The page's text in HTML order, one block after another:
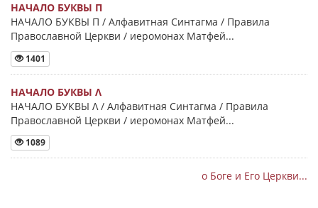
НАЧАЛО БУКВЫ Π
НАЧАЛО БУКВЫ Π / Алфавитная Синтагма / Правила
Православной Церкви / иеромонах Матфей...
1401
НАЧАЛО БУКВЫ Λ
НАЧАЛО БУКВЫ Λ / Алфавитная Синтагма / Правила
Православной Церкви / иеромонах Матфей...
1089
о Боге и Его Церкви...